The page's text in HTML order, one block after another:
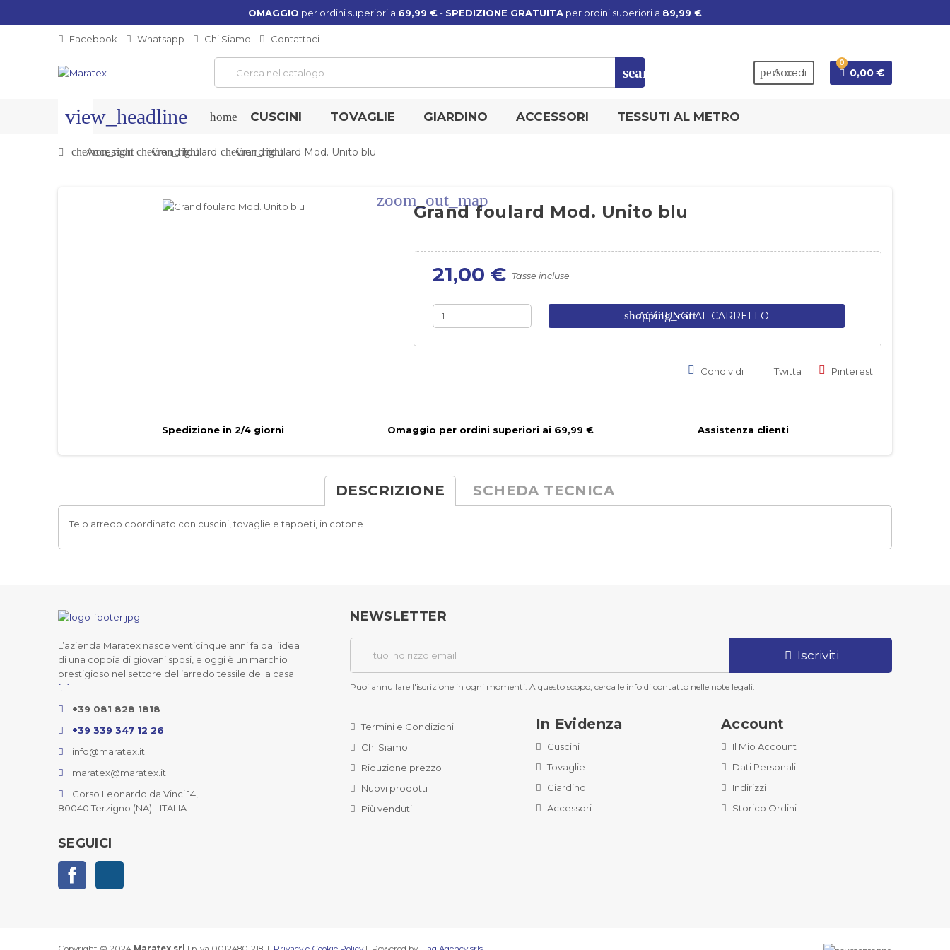
OMAGGIO per ordini superiori a 69,99 €- SPEDIZIONE GRATUITA per ordini superiori a 89,99 €
Facebook Whatsapp Chi Siamo Contattaci
search person
Accedi
0
0,00 €
view_headline home CUSCINI TOVAGLIE GIARDINO ACCESSORI TESSUTI AL METRO
chevron_right
Accessori chevron_right
Grand foulard chevron_right
Grand foulard Mod. Unito blu
zoom_out_map
Grand foulard Mod. Unito blu
21,00 € Tasse incluse
shopping_cart
AGGIUNGI AL CARRELLO
Condividi Twitta Pinterest
Spedizione in 2/4 giorni Omaggio per ordini superiori ai 69,99 € Assistenza clienti
DESCRIZIONE SCHEDA TECNICA
Telo arredo coordinato con cuscini, tovaglie e tappeti, in cotone
L’azienda Maratex nasce venticinque anni fa dall’idea
di una coppia di giovani sposi, e oggi è un marchio
prestigioso nel settore dell’arredo tessile della casa.
[...]
+39 081 828 1818
+39 339 347 12 26
info@maratex.it
maratex@maratex.it
Corso Leonardo da Vinci 14,
80040 Terzigno (NA) - ITALIA
SEGUICI
NEWSLETTER
Iscriviti
Puoi annullare l'iscrizione in ogni momenti. A questo scopo, cerca le info di contatto nelle note legali.
Termini e Condizioni
Chi Siamo
Riduzione prezzo
Nuovi prodotti
Più venduti
In Evidenza
Cuscini
Tovaglie
Giardino
Accessori
Account
Il Mio Account
Dati Personali
Indirizzi
Storico Ordini